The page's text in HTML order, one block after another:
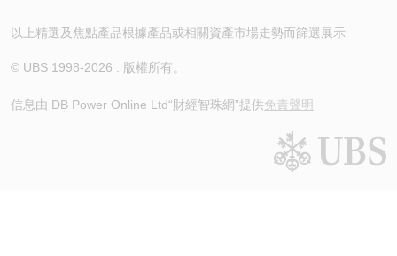
以上精選及焦點產品根據產品或相關資產市場走勢而篩選展示
© UBS 1998-2026 . 版權所有。
信息由 DB Power Online Ltd“財經智珠網”提供免責聲明